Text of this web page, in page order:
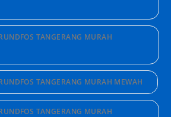
TANGERANG MURAH
TANGERANG MURAH MEWAH
TANGERANG MURAH